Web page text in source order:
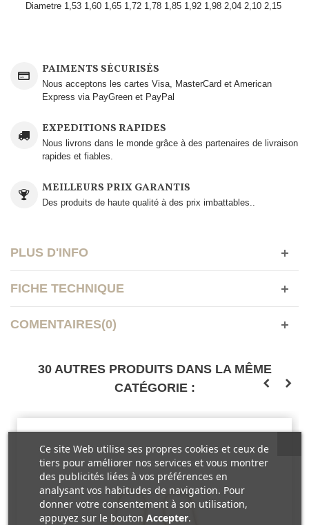
Diametre 1,53 1,60 1,65 1,72 1,78 1,85 1,92 1,98 2,04 2,10 2,15
PAIMENTS SÉCURISÉS
Nous acceptons les cartes Visa, MasterCard et American
Express via PayGreen et PayPal
EXPEDITIONS RAPIDES
Nous livrons dans le monde grâce à des partenaires de livraison
rapides et fiables.
MEILLEURS PRIX GARANTIS
Des produits de haute qualité à des prix imbattables..
PLUS D'INFO
FICHE TECHNIQUE
COMENTAIRES(0)
30 AUTRES PRODUITS DANS LA MÊME
CATÉGORIE :
Ce site Web utilise ses propres cookies et ceux de
tiers pour améliorer nos services et vous montrer
des publicités liées à vos préférences en
analysant vos habitudes de navigation. Pour
donner votre consentement à son utilisation,
appuyez sur le bouton Accepter.